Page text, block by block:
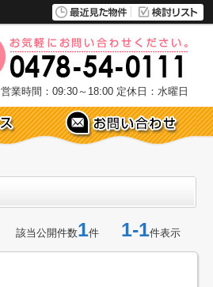
営業時間：09:30～18:00 定休日：水曜日
該当公開件数1件 1-1件表示